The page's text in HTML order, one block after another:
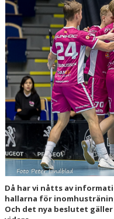
HALL OF FAME
Då har vi nåtts av
hallarna för
Och det nya beslutet